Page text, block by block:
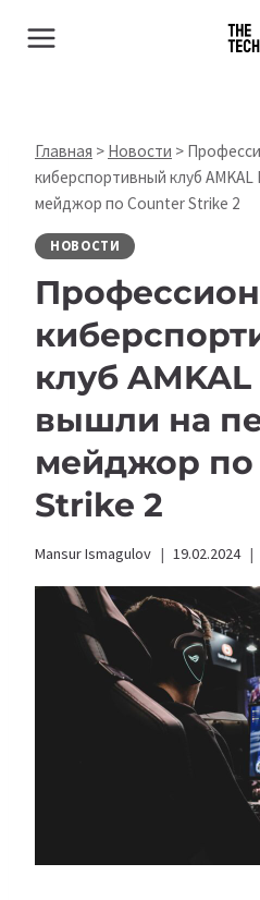
Главная > Новости >
киберспортивный клуб
мейджор по Counter Strike 2
НОВОСТИ
клуб AMKAL
вышли на
мейджор по
Strike 2
Mansur Ismagulov 19.02.2024